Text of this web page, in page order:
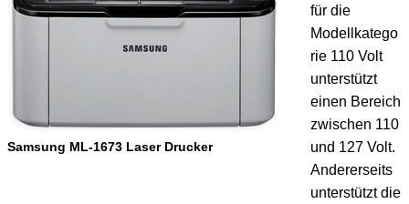
Samsung ML-1673 Laser Drucker
für die
Modellkatego
rie 110 Volt
unterstützt
einen Bereich
zwischen 110
und 127 Volt.
Andererseits
unterstützt die